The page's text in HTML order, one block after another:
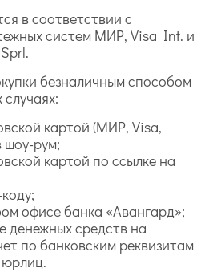
в соответствии с
систем МИР, Visa Int. и
безналичным способом
картой (МИР, Visa,
шоу-рум;
картой по ссылке на
офисе банка «Авангард»;
денежных средств на
по банковским реквизитам